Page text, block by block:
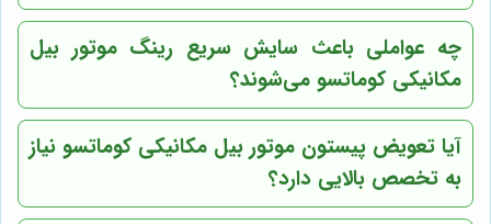
چه عواملی باعث سایش سریع رینگ موتور بیل
مکانیکی کوماتسو می‌شوند؟
آیا تعویض پیستون موتور بیل مکانیکی کوماتسو نیاز
به تخصص بالایی دارد؟